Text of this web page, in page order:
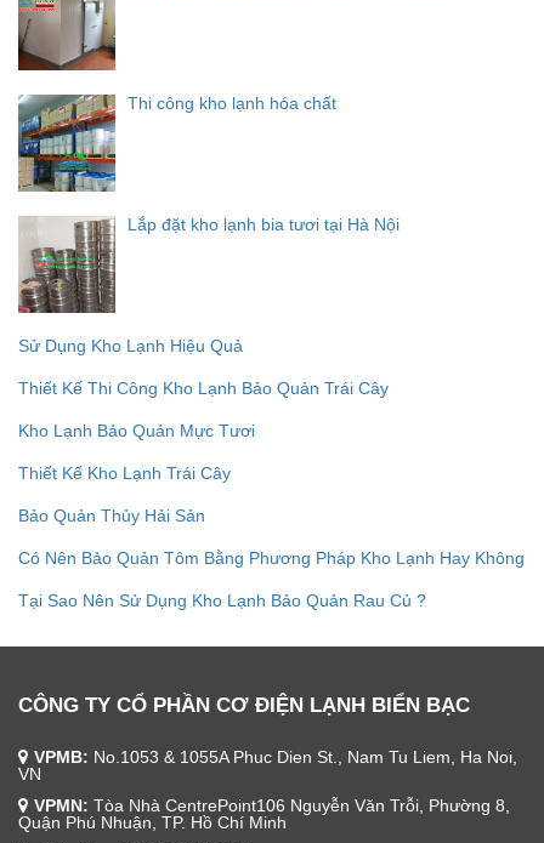
Thi công kho lạnh hóa chất
Lắp đặt kho lạnh bia tươi tại Hà Nội
Sử Dụng Kho Lạnh Hiệu Quả
Thiết Kế Thi Công Kho Lạnh Bảo Quản Trái Cây
Kho Lạnh Bảo Quản Mực Tươi
Thiết Kế Kho Lạnh Trái Cây
Bảo Quản Thủy Hải Sản
Có Nên Bảo Quản Tôm Bằng Phương Pháp Kho Lạnh Hay Không
Tại Sao Nên Sử Dụng Kho Lạnh Bảo Quản Rau Củ ?
CÔNG TY CỔ PHẦN CƠ ĐIỆN LẠNH BIỂN BẠC
VPMB: No.1053 & 1055A Phuc Dien St., Nam Tu Liem, Ha Noi,
VN
VPMN: Tòa Nhà CentrePoint106 Nguyễn Văn Trỗi, Phường 8,
Quận Phú Nhuận, TP. Hồ Chí Minh